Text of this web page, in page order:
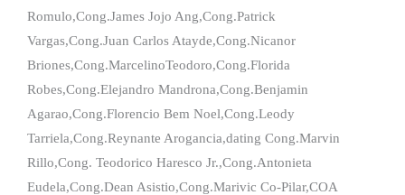
Romulo,Cong.James Jojo Ang,Cong.Patrick
Vargas,Cong.Juan Carlos Atayde,Cong.Nicanor
Briones,Cong.MarcelinoTeodoro,Cong.Florida
Robes,Cong.Elejandro Mandrona,Cong.Benjamin
Agarao,Cong.Florencio Bem Noel,Cong.Leody
Tarriela,Cong.Reynante Arogancia,dating Cong.Marvin
Rillo,Cong. Teodorico Haresco Jr.,Cong.Antonieta
Eudela,Cong.Dean Asistio,Cong.Marivic Co-Pilar,COA